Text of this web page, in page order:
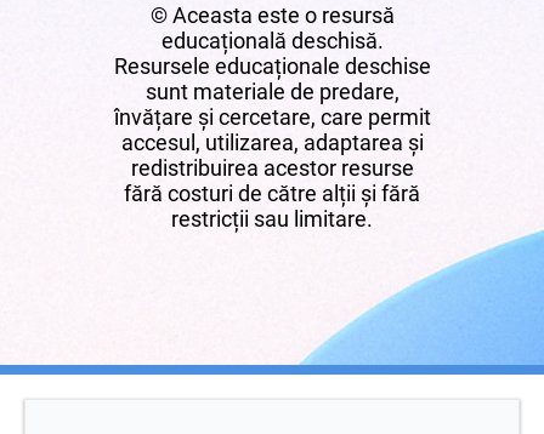
© Aceasta este o resursă
educațională deschisă.
Resursele educaționale deschise
sunt materiale de predare,
învățare și cercetare, care permit
accesul, utilizarea, adaptarea și
redistribuirea acestor resurse
fără costuri de către alții și fără
restricții sau limitare.